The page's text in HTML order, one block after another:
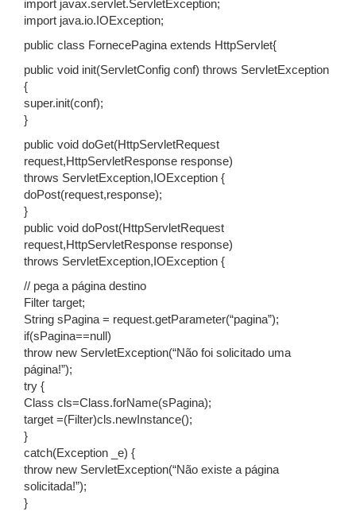
import javax.servlet.ServletException;
import java.io.IOException;
public class FornecePagina extends HttpServlet{
public void init(ServletConfig conf) throws ServletException
{
super.init(conf);
}
public void doGet(HttpServletRequest
request,HttpServletResponse response)
throws ServletException,IOException {
doPost(request,response);
}
public void doPost(HttpServletRequest
request,HttpServletResponse response)
throws ServletException,IOException {
// pega a página destino
Filter target;
String sPagina = request.getParameter(“pagina”);
if(sPagina==null)
throw new ServletException(“Não foi solicitado uma
página!”);
try {
Class cls=Class.forName(sPagina);
target =(Filter)cls.newInstance();
}
catch(Exception _e) {
throw new ServletException(“Não existe a página
solicitada!”);
}